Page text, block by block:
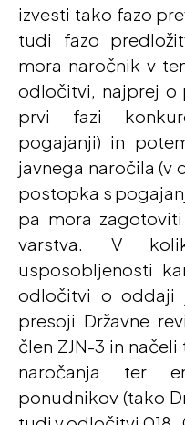
izvesti tako fazo
tudi fazo
mora naročnik v
odločitvi, najprej o
prvi fazi
pogajanji) in
javnega naročila (v
postopka s
pa mora
varstva. V
usposobljenosti
odločitvi o oddaji
presoji Državne
člen ZJN-3 in
naročanja ter
ponudnikov (tako